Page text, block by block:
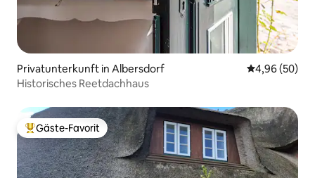
Privatunterkunft in Albersdorf
4,96 (50)
Historisches Reetdachhaus
Beliebter Gäste-Favorit.
Gäste-Favorit